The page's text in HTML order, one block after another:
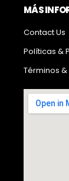
MÁS
Contact Us
Políticas &
Términos